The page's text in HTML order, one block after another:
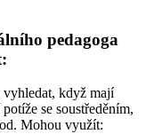
pedagoga
vyhledat, když mají
se soustředěním,
Mohou využít: